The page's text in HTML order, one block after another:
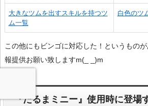
大きなツムを出すスキルを持つツ
ム一覧
白色のツ
この他にもビンゴに対応した！というもの
報提供お願い致しますm(_ _)m
『だるまミニー』使用時に登場